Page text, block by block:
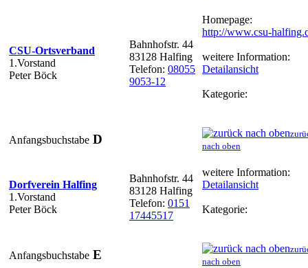
CSU-Ortsverband
1.Vorstand
Peter Böck
Bahnhofstr. 44
83128 Halfing
Telefon: 08055
9053-12
Homepage:
http://www.csu-
weitere Information:
Detailansicht
Kategorie:
Anfangsbuchstabe D
nach oben
Dorfverein Halfing
1.Vorstand
Peter Böck
Bahnhofstr. 44
83128 Halfing
Telefon: 0151
17445517
weitere Information:
Detailansicht
Kategorie:
Anfangsbuchstabe E
nach oben